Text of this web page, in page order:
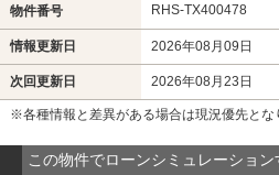
物件番号 RHS-TX400478
情報更新日 2026年08月09日
次回更新日 2026年08月23日
※各種情報と差異がある場合は現況優先とな
この物件でローンシミュレーション